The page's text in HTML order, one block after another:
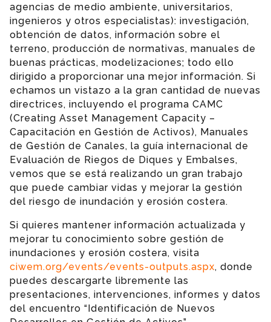
agencias de medio ambiente, universitarios,
ingenieros y otros especialistas): investigación,
obtención de datos, información sobre el
terreno, producción de normativas, manuales de
buenas prácticas, modelizaciones; todo ello
dirigido a proporcionar una mejor información. Si
echamos un vistazo a la gran cantidad de nuevas
directrices, incluyendo el programa CAMC
(Creating Asset Management Capacity –
Capacitación en Gestión de Activos), Manuales
de Gestión de Canales, la guía internacional de
Evaluación de Riegos de Diques y Embalses,
vemos que se está realizando un gran trabajo
que puede cambiar vidas y mejorar la gestión
del riesgo de inundación y erosión costera.
Si quieres mantener información actualizada y
mejorar tu conocimiento sobre gestión de
inundaciones y erosión costera, visita
ciwem.org/events/events-outputs.aspx, donde
puedes descargarte libremente las
presentaciones, intervenciones, informes y datos
del encuentro “Identificación de Nuevos